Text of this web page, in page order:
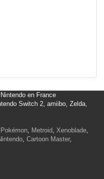
en France
Switch 2, amiibo, Zelda,
Pokémon, Metroid, Xenoblade,
, Cartoon Master,